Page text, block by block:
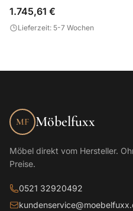
1.745,61 €
Lieferzeit: 5-7 Wochen
MF Möbelfuxx
Möbel direkt vom Hersteller.
Preise.
0521 32920492